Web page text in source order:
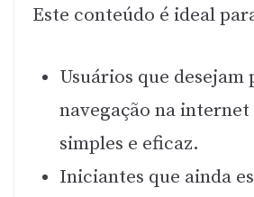
Este conteúdo é ideal
Usuários que desejam
navegação na
simples e eficaz.
Iniciantes que ainda